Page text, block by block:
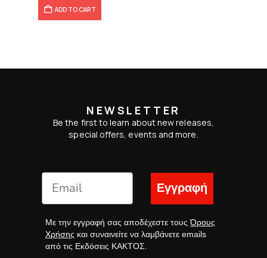
ADD TO CART
NEWSLETTER
Be the first to learn about new releases,
special offers, events and more.
Εγγραφή
Με την εγγραφή σας αποδέχεστε τουςΌρους
Χρήσης και συναινείτε να λαμβάνετε emails
από τις Εκδόσεις ΚΑΚΤΟΣ.